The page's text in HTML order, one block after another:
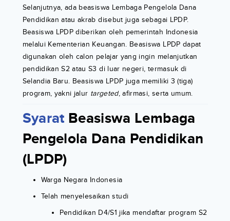
Selanjutnya, ada beasiswa Lembaga Pengelola Dana
Pendidikan atau akrab disebut juga sebagai LPDP.
Beasiswa LPDP diberikan oleh pemerintah Indonesia
melalui Kementerian Keuangan. Beasiswa LPDP dapat
digunakan oleh calon pelajar yang ingin melanjutkan
pendidikan S2 atau S3 di luar negeri, termasuk di
Selandia Baru. Beasiswa LPDP juga memiliki 3 (tiga)
program, yakni jalur targeted, afirmasi, serta umum.
Syarat Beasiswa Lembaga
Pengelola Dana Pendidikan
(LPDP)
Warga Negara Indonesia
Telah menyelesaikan studi
Pendidikan D4/S1 jika mendaftar program S2